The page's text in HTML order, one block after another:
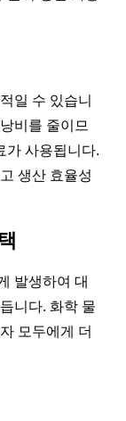
일 수 있습니
비를 줄이므
가 사용됩니다.
생산 효율성
발생하여 대
니다. 화학 물
모두에게 더